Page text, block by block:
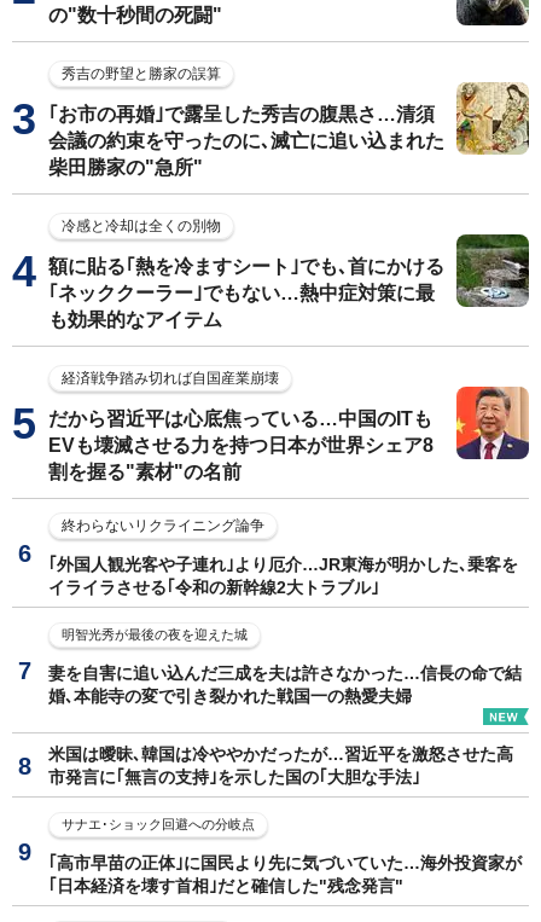
の"数十秒間の死闘"
秀吉の野望と勝家の誤算
｢お市の再婚｣で露呈した秀吉の腹黒さ…清須
会議の約束を守ったのに､滅亡に追い込まれた
柴田勝家の"急所"
冷感と冷却は全くの別物
額に貼る｢熱を冷ますシート｣でも､首にかける
｢ネッククーラー｣でもない…熱中症対策に最
も効果的なアイテム
経済戦争踏み切れば自国産業崩壊
だから習近平は心底焦っている…中国のITも
EVも壊滅させる力を持つ日本が世界シェア8
割を握る"素材"の名前
終わらないリクライニング論争
｢外国人観光客や子連れ｣より厄介…JR東海が明かした､乗客を
イライラさせる｢令和の新幹線2大トラブル｣
明智光秀が最後の夜を迎えた城
妻を自害に追い込んだ三成を夫は許さなかった…信長の命で結
婚､本能寺の変で引き裂かれた戦国一の熱愛夫婦
米国は曖昧､韓国は冷ややかだったが…習近平を激怒させた高
市発言に｢無言の支持｣を示した国の｢大胆な手法｣
サナエ･ショック回避への分岐点
｢高市早苗の正体｣に国民より先に気づいていた…海外投資家が
｢日本経済を壊す首相｣だと確信した"残念発言"